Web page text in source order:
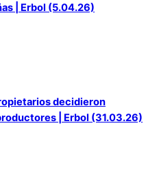
| Erbol (5.04.26)
decidieron
| Erbol (31.03.26)